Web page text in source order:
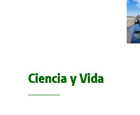
Ciencia y Vida